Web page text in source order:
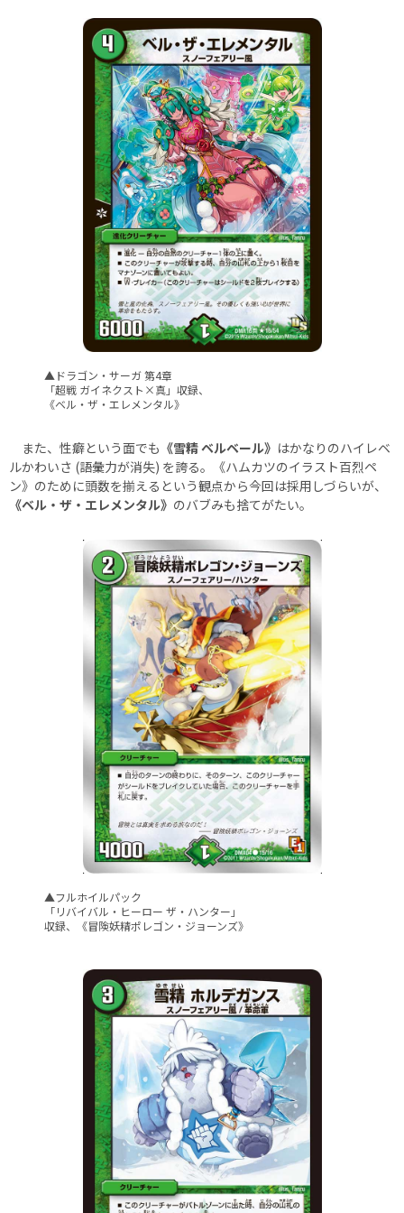
▲ドラゴン・サーガ 第4章
「超戦 ガイネクスト×真」収録、
《ベル・ザ・エレメンタル》
また、性癖という面でも 《雪精 ベルベール》 はかなりのハイレベ
ルかわいさ (語彙力が消失) を誇る。《ハムカツのイラスト百烈ペ
ン》のために頭数を揃えるという観点から今回は採用しづらいが、
《ベル・ザ・エレメンタル》 のバブみも捨てがたい。
▲フルホイルパック
「リバイバル・ヒーロー ザ・ハンター」
収録、《冒険妖精ポレゴン・ジョーンズ》